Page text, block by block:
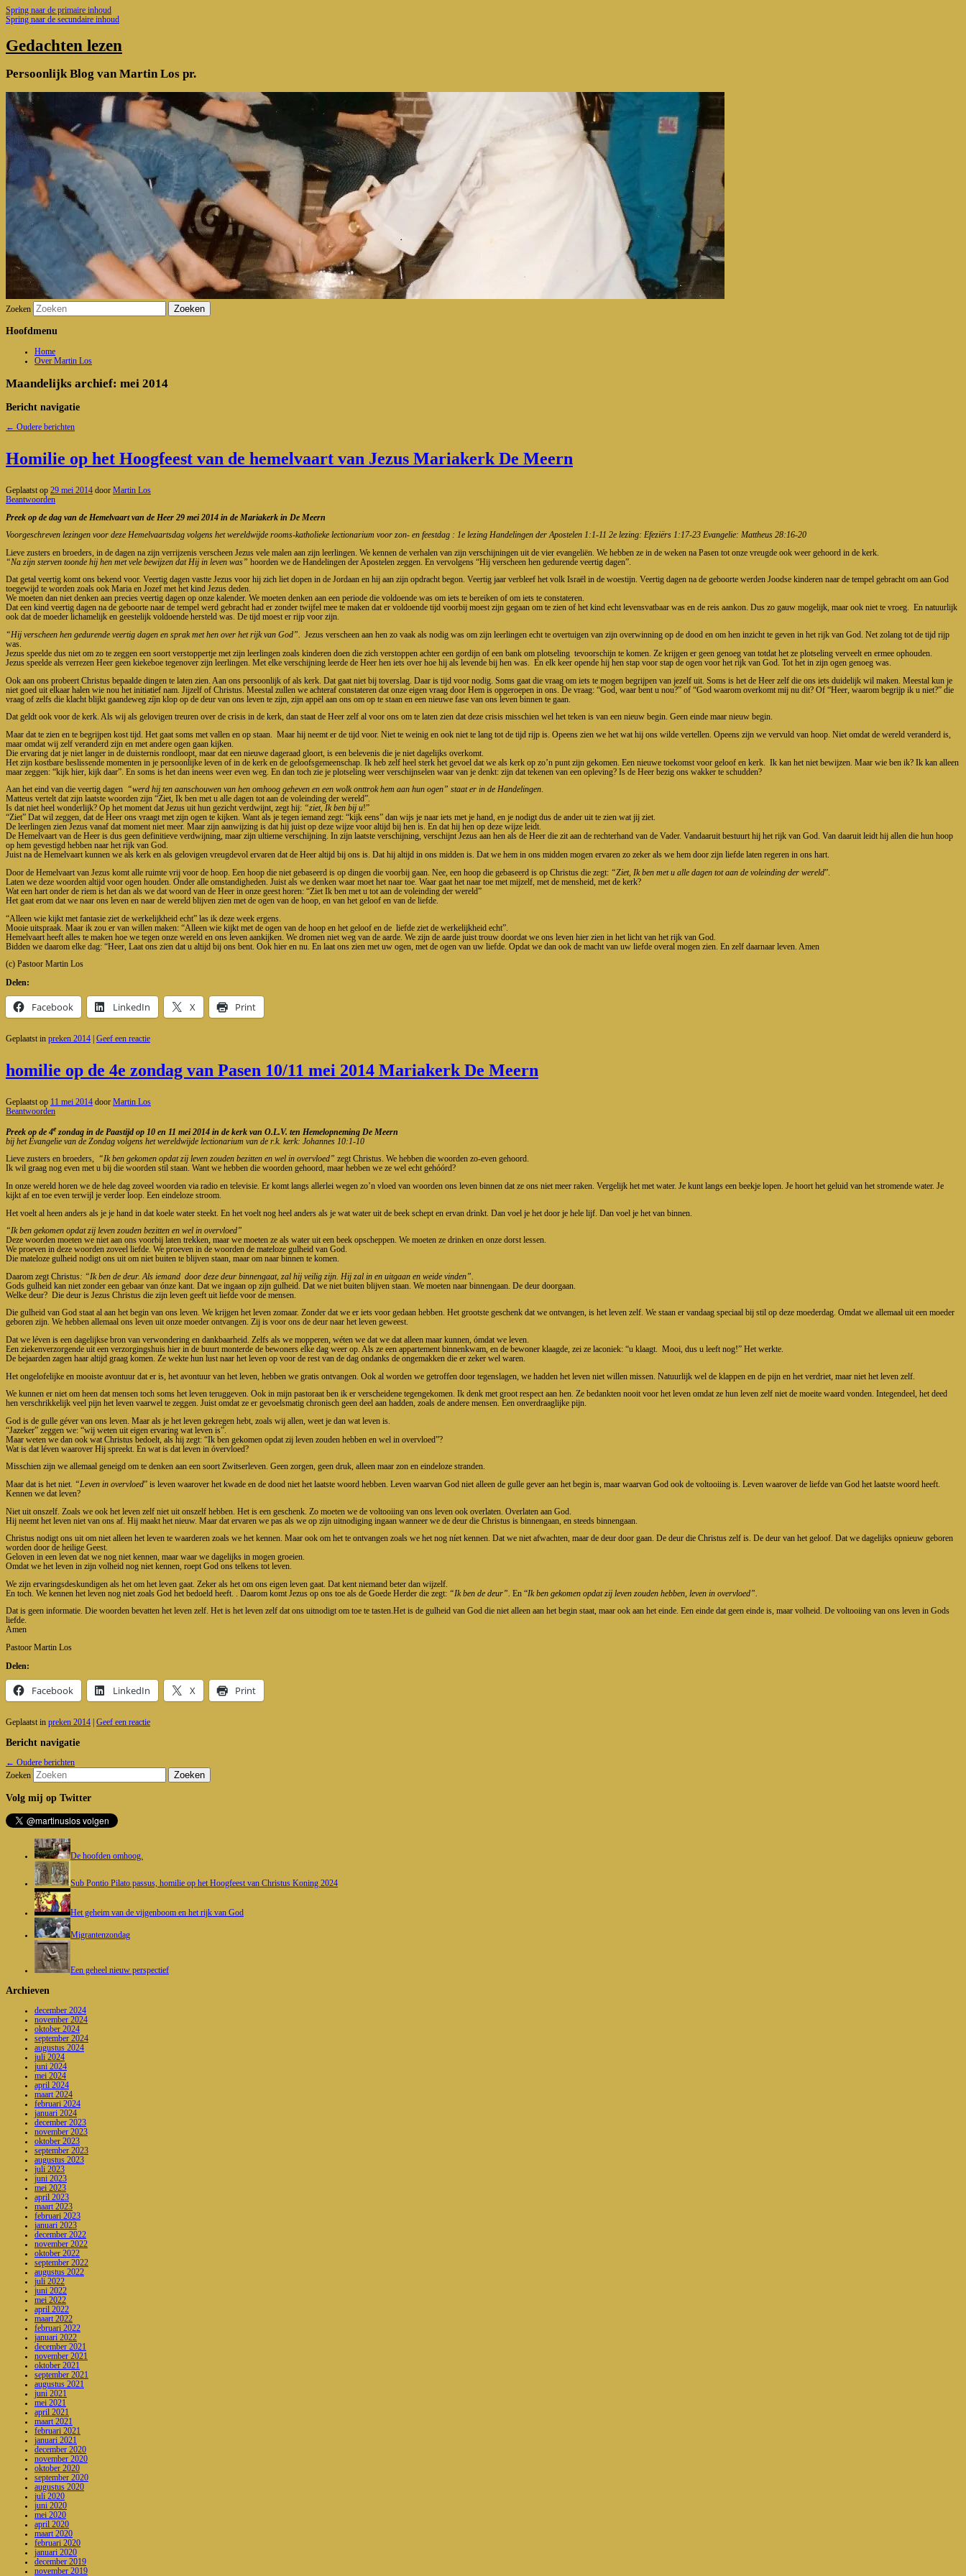
Spring naar de primaire inhoud
Spring naar de secundaire inhoud
Gedachten lezen
Persoonlijk Blog van Martin Los pr.
Zoeken
Hoofdmenu
Home
Over Martin Los
Maandelijks archief: mei 2014
Bericht navigatie
← Oudere berichten
Homilie op het Hoogfeest van de hemelvaart van Jezus Mariakerk De Meern
Geplaatst op 29 mei 2014 door Martin Los
Beantwoorden
Preek op de dag van de Hemelvaart van de Heer 29 mei 2014 in de Mariakerk in De Meern
Voorgeschreven lezingen voor deze Hemelvaartsdag volgens het wereldwijde rooms-katholieke lectionarium voor zon- en feestdag : 1e lezing Handelingen der Apostelen 1:1-11 2e lezing: Efeziërs 1:17-23 Evangelie: Mattheus 28:16-20
Lieve zusters en broeders, in de dagen na zijn verrijzenis verscheen Jezus vele malen aan zijn leerlingen. We kennen de verhalen van zijn verschijningen uit de vier evangeliën. We hebben ze in de weken na Pasen tot onze vreugde ook weer gehoord in de kerk.
“Na zijn sterven toonde hij hen met vele bewijzen dat Hij in leven was” hoorden we de Handelingen der Apostelen zeggen. En vervolgens “Hij verscheen hen gedurende veertig dagen”.
Dat getal veertig komt ons bekend voor. Veertig dagen vastte Jezus voor hij zich liet dopen in de Jordaan en hij aan zijn opdracht begon. Veertig jaar verbleef het volk Israël in de woestijn. Veertig dagen na de geboorte werden Joodse kinderen naar de tempel gebracht om aan God
toegewijd te worden zoals ook Maria en Jozef met het kind Jezus deden.
We moeten dan niet denken aan precies veertig dagen op onze kalender. We moeten denken aan een periode die voldoende was om iets te bereiken of om iets te constateren.
Dat een kind veertig dagen na de geboorte naar de tempel werd gebracht had er zonder twijfel mee te maken dat er voldoende tijd voorbij moest zijn gegaan om te zien of het kind echt levensvatbaar was en de reis aankon. Dus zo gauw mogelijk, maar ook niet te vroeg. En natuurlijk
ook dat de moeder lichamelijk en geestelijk voldoende hersteld was. De tijd moest er rijp voor zijn.
“Hij verscheen hen gedurende veertig dagen en sprak met hen over het rijk van God”. Jezus verscheen aan hen zo vaak als nodig was om zijn leerlingen echt te overtuigen van zijn overwinning op de dood en om hen inzicht te geven in het rijk van God. Net zolang tot de tijd rijp
was.
Jezus speelde dus niet om zo te zeggen een soort verstoppertje met zijn leerlingen zoals kinderen doen die zich verstoppen achter een gordijn of een bank om plotseling tevoorschijn te komen. Ze krijgen er geen genoeg van totdat het ze plotseling verveelt en ermee ophouden.
Jezus speelde als verrezen Heer geen kiekeboe tegenover zijn leerlingen. Met elke verschijning leerde de Heer hen iets over hoe hij als levende bij hen was. En elk keer opende hij hen stap voor stap de ogen voor het rijk van God. Tot het in zijn ogen genoeg was.
Ook aan ons probeert Christus bepaalde dingen te laten zien. Aan ons persoonlijk of als kerk. Dat gaat niet bij toverslag. Daar is tijd voor nodig. Soms gaat die vraag om iets te mogen begrijpen van jezelf uit. Soms is het de Heer zelf die ons iets duidelijk wil maken. Meestal kun je
niet goed uit elkaar halen wie nou het initiatief nam. Jijzelf of Christus. Meestal zullen we achteraf constateren dat onze eigen vraag door Hem is opgeroepen in ons. De vraag: “God, waar bent u nou?” of “God waarom overkomt mij nu dit? Of “Heer, waarom begrijp ik u niet?” die
vraag of zelfs die klacht blijkt gaandeweg zíjn klop op de deur van ons leven te zijn, zijn appël aan ons om op te staan en een nieuwe fase van ons leven binnen te gaan.
Dat geldt ook voor de kerk. Als wij als gelovigen treuren over de crisis in de kerk, dan staat de Heer zelf al voor ons om te laten zien dat deze crisis misschien wel het teken is van een nieuw begin. Geen einde maar nieuw begin.
Maar dat te zien en te begrijpen kost tijd. Het gaat soms met vallen en op staan. Maar hij neemt er de tijd voor. Niet te weinig en ook niet te lang tot de tijd rijp is. Opeens zien we het wat hij ons wilde vertellen. Opeens zijn we vervuld van hoop. Niet omdat de wereld veranderd is,
maar omdat wij zelf veranderd zijn en met andere ogen gaan kijken.
Die ervaring dat je niet langer in de duisternis rondloopt, maar dat een nieuwe dageraad gloort, is een belevenis die je niet dagelijks overkomt.
Het zijn kostbare beslissende momenten in je persoonlijke leven of in de kerk en de geloofsgemeenschap. Ik heb zelf heel sterk het gevoel dat we als kerk op zo’n punt zijn gekomen. Een nieuwe toekomst voor geloof en kerk. Ik kan het niet bewijzen. Maar wie ben ik? Ik kan alleen
maar zeggen: “kijk hier, kijk daar”. En soms is het dan ineens weer even weg. En dan toch zie je plotseling weer verschijnselen waar van je denkt: zijn dat tekenen van een opleving? Is de Heer bezig ons wakker te schudden?
Aan het eind van die veertig dagen “werd hij ten aanschouwen van hen omhoog geheven en een wolk onttrok hem aan hun ogen” staat er in de Handelingen.
Matteus vertelt dat zijn laatste woorden zijn “Ziet, Ik ben met u alle dagen tot aan de voleinding der wereld”.
Is dat niet heel wonderlijk? Op het moment dat Jezus uit hun gezicht verdwijnt, zegt hij: “ziet, Ik ben bij u!”
“Ziet” Dat wil zeggen, dat de Heer ons vraagt met zijn ogen te kijken. Want als je tegen iemand zegt: “kijk eens” dan wijs je naar iets met je hand, en je nodigt dus de ander uit te zien wat jij ziet.
De leerlingen zien Jezus vanaf dat moment niet meer. Maar zijn aanwijzing is dat hij juist op deze wijze voor altijd bij hen is. En dat hij hen op deze wijze leidt.
De Hemelvaart van de Heer is dus geen definitieve verdwijning, maar zijn ultieme verschijning. In zijn laatste verschijning, verschijnt Jezus aan hen als de Heer die zit aan de rechterhand van de Vader. Vandaaruit bestuurt hij het rijk van God. Van daaruit leidt hij allen die hun hoop
op hem gevestigd hebben naar het rijk van God.
Juist na de Hemelvaart kunnen we als kerk en als gelovigen vreugdevol ervaren dat de Heer altijd bij ons is. Dat hij altijd in ons midden is. Dat we hem in ons midden mogen ervaren zo zeker als we hem door zijn liefde laten regeren in ons hart.
Door de Hemelvaart van Jezus komt alle ruimte vrij voor de hoop. Een hoop die niet gebaseerd is op dingen die voorbij gaan. Nee, een hoop die gebaseerd is op Christus die zegt: “Ziet, Ik ben met u alle dagen tot aan de voleinding der wereld”.
Laten we deze woorden altijd voor ogen houden. Onder alle omstandigheden. Juist als we denken waar moet het naar toe. Waar gaat het naar toe met mijzelf, met de mensheid, met de kerk?
Wat een hart onder de riem is het dan als we dat woord van de Heer in onze geest horen: “Ziet Ik ben met u tot aan de voleinding der wereld”
Het gaat erom dat we naar ons leven en naar de wereld blijven zien met de ogen van de hoop, en van het geloof en van de liefde.
“Alleen wie kijkt met fantasie ziet de werkelijkheid echt” las ik deze week ergens.
Mooie uitspraak. Maar ik zou er van willen maken: “Alleen wie kijkt met de ogen van de hoop en het geloof en de liefde ziet de werkelijkheid echt”.
Hemelvaart heeft alles te maken hoe we tegen onze wereld en ons leven aankijken. We dromen niet weg van de aarde. We zijn de aarde juist trouw doordat we ons leven hier zien in het licht van het rijk van God.
Bidden we daarom elke dag: “Heer, Laat ons zien dat u altijd bij ons bent. Ook hier en nu. En laat ons zien met uw ogen, met de ogen van uw liefde. Opdat we dan ook de macht van uw liefde overal mogen zien. En zelf daarnaar leven. Amen
(c) Pastoor Martin Los
Delen:
Facebook LinkedIn X Print
Geplaatst in preken 2014 Geef een reactie
homilie op de 4e zondag van Pasen 10/11 mei 2014 Mariakerk De Meern
Geplaatst op 11 mei 2014 door Martin Los
Beantwoorden
Preek op de 4ezondag in de Paastijd op 10 en 11 mei 2014 in de kerk van O.L.V. ten Hemelopneming De Meern
bij het Evangelie van de Zondag volgens het wereldwijde lectionarium van de r.k. kerk: Johannes 10:1-10
Lieve zusters en broeders,
“Ik ben gekomen opdat zij leven zouden bezitten en wel in overvloed” zegt Christus. We hebben die woorden zo-even gehoord.
Ik wil graag nog even met u bij die woorden stil staan. Want we hebben die woorden gehoord, maar hebben we ze wel echt gehóórd?
In onze wereld horen we de hele dag zoveel woorden via radio en televisie. Er komt langs allerlei wegen zo’n vloed van woorden ons leven binnen dat ze ons niet meer raken. Vergelijk het met water. Je kunt langs een beekje lopen. Je hoort het geluid van het stromende water. Je
kijkt af en toe even terwijl je verder loop. Een eindeloze stroom.
Het voelt al heen anders als je je hand in dat koele water steekt. En het voelt nog heel anders als je wat water uit de beek schept en ervan drinkt. Dan voel je het door je hele lijf. Dan voel je het van binnen.
“Ik ben gekomen opdat zij leven zouden bezitten en wel in overvloed”
Deze woorden moeten we niet aan ons voorbij laten trekken, maar we moeten ze als water uit een beek opscheppen. We moeten ze drinken en onze dorst lessen.
We proeven in deze woorden zoveel liefde. We proeven in de woorden de mateloze gulheid van God.
Die mateloze gulheid nodigt ons uit om niet buiten te blijven staan, maar om naar binnen te komen.
Daarom zegt Christus: “Ik ben de deur. Als iemand door deze deur binnengaat, zal hij veilig zijn. Hij zal in en uitgaan en weide vinden”.
Gods gulheid kan niet zonder een gebaar van ónze kant. Dat we ingaan op zijn gulheid. Dat we niet buiten blijven staan. We moeten naar binnengaan. De deur doorgaan.
Welke deur? Die deur is Jezus Christus die zijn leven geeft uit liefde voor de mensen.
Die gulheid van God staat al aan het begin van ons leven. We krijgen het leven zomaar. Zonder dat we er iets voor gedaan hebben. Het grootste geschenk dat we ontvangen, is het leven zelf. We staan er vandaag speciaal bij stil op deze moederdag. Omdat we allemaal uit een moeder
geboren zijn. We hebben allemaal ons leven uit onze moeder ontvangen. Zij is voor ons de deur naar het leven geweest.
Dat we léven is een dagelijkse bron van verwondering en dankbaarheid. Zelfs als we mopperen, wéten we dat we dat alleen maar kunnen, ómdat we leven.
Een ziekenverzorgende uit een verzorgingshuis hier in de buurt monterde de bewoners elke dag weer op. Als ze een appartement binnenkwam, en de bewoner klaagde, zei ze laconiek: “u klaagt. Mooi, dus u leeft nog!” Het werkte.
De bejaarden zagen haar altijd graag komen. Ze wekte hun lust naar het leven op voor de rest van de dag ondanks de ongemakken die er zeker wel waren.
Het ongelofelijke en mooiste avontuur dat er is, het avontuur van het leven, hebben we gratis ontvangen. Ook al worden we getroffen door tegenslagen, we hadden het leven niet willen missen. Natuurlijk wel de klappen en de pijn en het verdriet, maar niet het leven zelf.
We kunnen er niet om heen dat mensen toch soms het leven teruggeven. Ook in mijn pastoraat ben ik er verscheidene tegengekomen. Ik denk met groot respect aan hen. Ze bedankten nooit voor het leven omdat ze hun leven zelf niet de moeite waard vonden. Integendeel, het deed
hen verschrikkelijk veel pijn het leven vaarwel te zeggen. Juist omdat ze er gevoelsmatig chronisch geen deel aan hadden, zoals de andere mensen. Een onverdraaglijke pijn.
God is de gulle géver van ons leven. Maar als je het leven gekregen hebt, zoals wij allen, weet je dan wat leven is.
“Jazeker” zeggen we: “wij weten uit eigen ervaring wat leven is”.
Maar weten we dan ook wat Christus bedoelt, als hij zegt: “Ik ben gekomen opdat zij leven zouden hebben en wel in overvloed”?
Wat is dat léven waarover Hij spreekt. En wat is dat leven in óvervloed?
Misschien zijn we allemaal geneigd om te denken aan een soort Zwitserleven. Geen zorgen, geen druk, alleen maar zon en eindeloze stranden.
Maar dat is het niet. “Leven in overvloed” is leven waarover het kwade en de dood niet het laatste woord hebben. Leven waarvan God niet alleen de gulle gever aan het begin is, maar waarvan God ook de voltooiing is. Leven waarover de liefde van God het laatste woord heeft.
Kennen we dat leven?
Niet uit onszelf. Zoals we ook het leven zelf niet uit onszelf hebben. Het is een geschenk. Zo moeten we de voltooiing van ons leven ook overlaten. Overlaten aan God.
Hij neemt het leven niet van ons af. Hij maakt het nieuw. Maar dat ervaren we pas als we op zijn uitnodiging ingaan wanneer we de deur die Christus is binnengaan, en steeds binnengaan.
Christus nodigt ons uit om niet alleen het leven te waarderen zoals we het kennen. Maar ook om het te ontvangen zoals we het nog níet kennen. Dat we niet afwachten, maar de deur door gaan. De deur die Christus zelf is. De deur van het geloof. Dat we dagelijks opnieuw geboren
worden door de heilige Geest.
Geloven in een leven dat we nog niet kennen, maar waar we dagelijks in mogen groeien.
Omdat we het leven in zijn volheid nog niet kennen, roept God ons telkens tot leven.
We zijn ervaringsdeskundigen als het om het leven gaat. Zeker als het om ons eigen leven gaat. Dat kent niemand beter dan wijzelf.
En toch. We kennen het leven nog niet zoals God het bedoeld heeft. . Daarom komt Jezus op ons toe als de Goede Herder die zegt: “Ik ben de deur”. En “Ik ben gekomen opdat zij leven zouden hebben, leven in overvloed”.
Dat is geen informatie. Die woorden bevatten het leven zelf. Het is het leven zelf dat ons uitnodigt om toe te tasten.Het is de gulheid van God die niet alleen aan het begin staat, maar ook aan het einde. Een einde dat geen einde is, maar volheid. De voltooiing van ons leven in Gods
liefde.
Amen
Pastoor Martin Los
Delen:
Facebook LinkedIn X Print
Geplaatst in preken 2014 Geef een reactie
Bericht navigatie
← Oudere berichten
Zoeken
Volg mij op Twitter
De hoofden omhoog.
Sub Pontio Pilato passus, homilie op het Hoogfeest van Christus Koning 2024
Het geheim van de vijgenboom en het rijk van God
Migrantenzondag
Een geheel nieuw perspectief
Archieven
december 2024
november 2024
oktober 2024
september 2024
augustus 2024
juli 2024
juni 2024
mei 2024
april 2024
maart 2024
februari 2024
januari 2024
december 2023
november 2023
oktober 2023
september 2023
augustus 2023
juli 2023
juni 2023
mei 2023
april 2023
maart 2023
februari 2023
januari 2023
december 2022
november 2022
oktober 2022
september 2022
augustus 2022
juli 2022
juni 2022
mei 2022
april 2022
maart 2022
februari 2022
januari 2022
december 2021
november 2021
oktober 2021
september 2021
augustus 2021
juni 2021
mei 2021
april 2021
maart 2021
februari 2021
januari 2021
december 2020
november 2020
oktober 2020
september 2020
augustus 2020
juli 2020
juni 2020
mei 2020
april 2020
maart 2020
februari 2020
januari 2020
december 2019
november 2019